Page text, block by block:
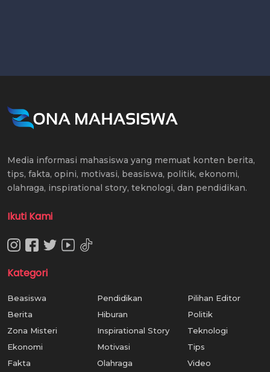
Media informasi mahasiswa yang memuat konten berita,
tips, fakta, opini, motivasi, beasiswa, politik, ekonomi,
olahraga, inspirational story, teknologi, dan pendidikan.
Ikuti Kami
Kategori
Beasiswa
Berita
Zona Misteri
Ekonomi
Fakta
Pendidikan
Hiburan
Inspirational Story
Motivasi
Olahraga
Pilihan Editor
Politik
Teknologi
Tips
Video